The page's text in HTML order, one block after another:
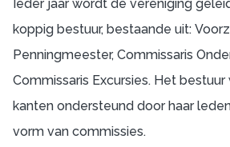
Ieder jaar wordt de vereniging
koppig bestuur, bestaande uit:
Penningmeester, Commissaris
Commissaris Excursies. Het
kanten ondersteund door haar
vorm van commissies.